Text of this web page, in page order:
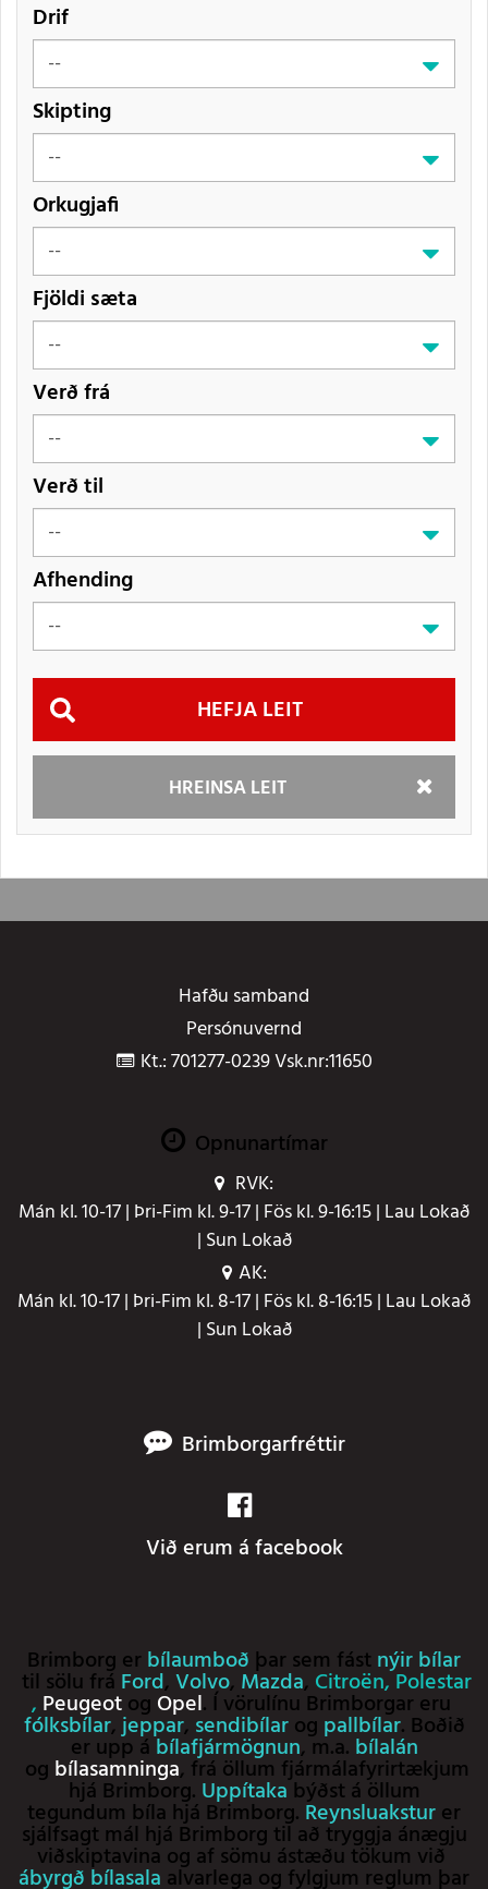
Drif
Skipting
Orkugjafi
Fjöldi sæta
Verð frá
Verð til
Afhending
HREINSA LEIT
Hefja
Hafðu samband
Persónuvernd
Kt.: 701277-0239 Vsk.nr:11650
Opnunartímar
RVK:
Mán kl. 10-17 | Þri-Fim kl. 9-17 | Fös kl. 9-16:15 | Lau Lokað
| Sun Lokað
AK:
Mán kl. 10-17 | Þri-Fim kl. 8-17 | Fös kl. 8-16:15 | Lau Lokað
| Sun Lokað
Brimborgarfréttir
Við erum á facebook
Brimborg er bílaumboð þar sem fást nýir bílar
til sölu frá Ford, Volvo, Mazda, Citroën,Polestar
, Peugeotog Opel. Í vörulínu Brimborgar eru
fólksbílar,jeppar, sendibílarog pallbílar. Boðið
er upp ábílafjármögnun, m.a. bílalán
og bílasamninga, frá öllum fjármálafyrirtækjum
hjá Brimborg. Uppítakabýðst á öllum
tegundum bíla hjá Brimborg. Reynsluaksturer
sjálfsagt mál hjá Brimborg til að tryggja ánægju
viðskiptavina og af sömu ástæðu tökum við
ábyrgð bílasala alvarlega og fylgjum reglum þar